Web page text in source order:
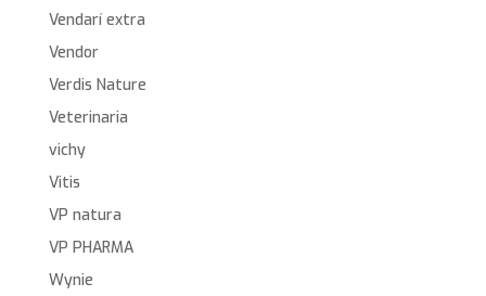
Vendarí extra
Vendor
Verdis Nature
Veterinaria
vichy
Vitis
VP natura
VP PHARMA
Wynie